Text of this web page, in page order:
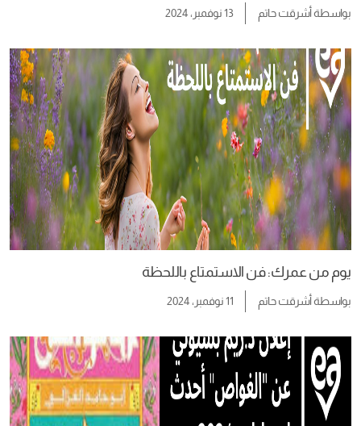
بواسطةأشرقت حاتم 13 نوفمبر، 2024
يوم من عمرك: فن الاستمتاع باللحظة
بواسطةأشرقت حاتم 11 نوفمبر، 2024